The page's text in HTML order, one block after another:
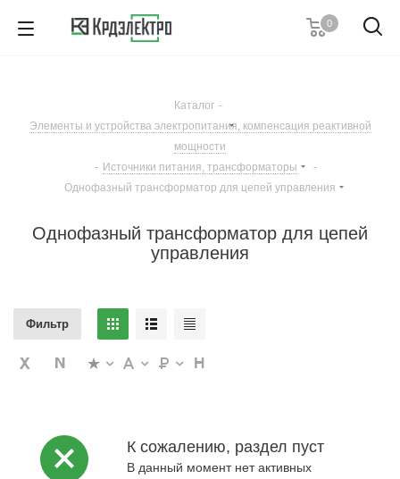
0
Заказать звонок
Каталог -
Элементы и устройства электропитания, компенсация реактивной
мощности
- Источники питания, трансформаторы
-
Однофазный трансформатор для цепей управления
Однофазный трансформатор для цепей
управления
Фильтр
К сожалению, раздел пуст
В данный момент нет активных